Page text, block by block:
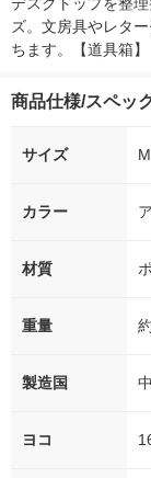
デスクトップを整
ズ。文房具やレタ
ちます。【道具箱
商品仕様/スペッ
サイズ M
カラー
材質
重量
製造国
ヨコ